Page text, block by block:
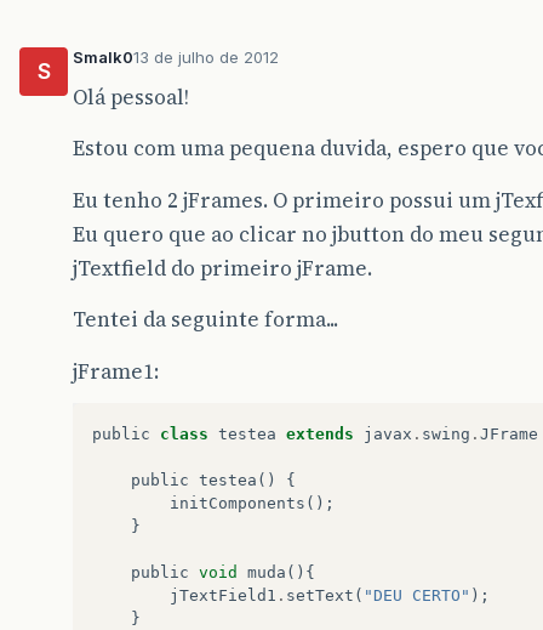
S
Smalk013 de julho de 2012
Olá pessoal!
Estou com uma pequena duvida, espero que
Eu tenho 2 jFrames. O primeiro possui um
Eu quero que ao clicar no jbutton do meu
jTextfield do primeiro jFrame.
Tentei da seguinte forma...
jFrame1:
public class testea extends javax . swing . JFrame
public testea ()
{
initComponents ();
}
public void muda (){
jTextField1 . setText ( "DEU CERTO" );
}